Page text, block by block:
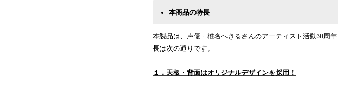
本商品の特長
本製品は、声優・椎名へきるさんのアーティスト活動30周
長は次の通りです。
１．天板・背面はオリジナルデザインを採用！